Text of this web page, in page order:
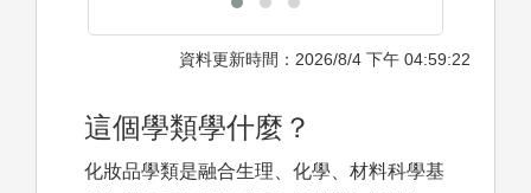
資料更新時間：2026/8/4 下午 04:59:22
這個學類學什麼？
化妝品學類是融合生理、化學、材料科學基